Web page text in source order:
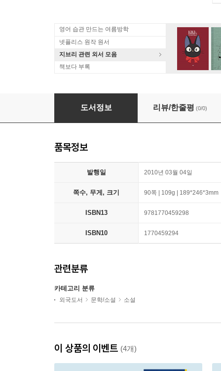
영어 습관 만드는 여름방학
넷플리스 원작 원서
지브리 관련 외서 모음
책보다 부록
The Story of Porcelain
도서정보 리뷰/한줄평 (0/0)
품목정보
발행일 2010년 03월 04일
쪽수, 무게, 크기 90쪽 | 109g | 189*246*3mm
ISBN13 9781770459298
ISBN10 1770459294
관련분류
카테고리 분류
외국도서 문학/소설 소설
이 상품의 이벤트 (4개)